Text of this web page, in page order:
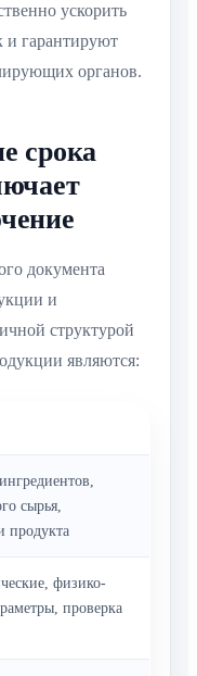
ускорить
и гарантируют
органов.
срока
документа
и
структурой
являются:
сырья,
продукта
физико-
проверка